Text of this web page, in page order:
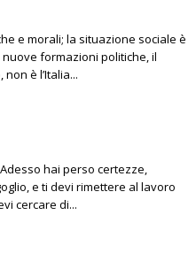
e morali; la situazione sociale è
formazioni politiche, il
è l’Italia...
hai perso certezze,
e ti devi rimettere al lavoro
cercare di...